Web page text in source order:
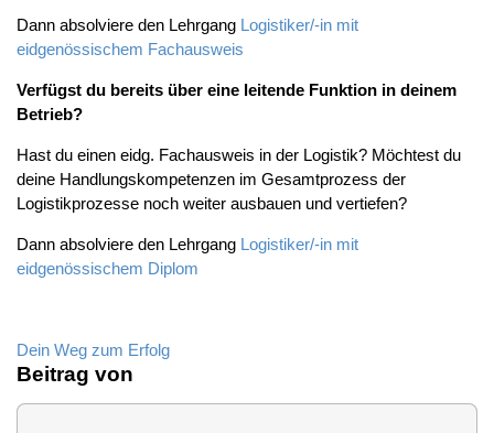
Dann absolviere den Lehrgang Logistiker/-in mit
eidgenössischem Fachausweis
Verfügst du bereits über eine leitende Funktion in deinem
Betrieb?
Hast du einen eidg. Fachausweis in der Logistik? Möchtest du
deine Handlungskompetenzen im Gesamtprozess der
Logistikprozesse noch weiter ausbauen und vertiefen?
Dann absolviere den Lehrgang Logistiker/-in mit
eidgenössischem Diplom
Dein Weg zum Erfolg
Beitrag von